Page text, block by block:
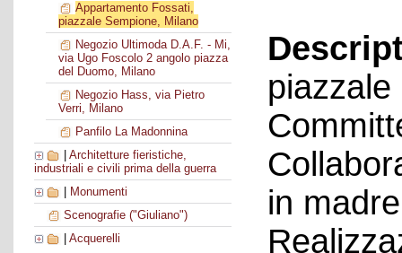
Appartamento Fossati,
piazzale Sempione, Milano
Negozio Ultimoda D.A.F. - Mi,
via Ugo Foscolo 2 angolo piazza
del Duomo, Milano
Negozio Hass, via Pietro
Verri, Milano
Panfilo La Madonnina
Architetture fieristiche,
industriali e civili prima della guerra
Monumenti
Scenografie ("Giuliano")
Acquerelli
in